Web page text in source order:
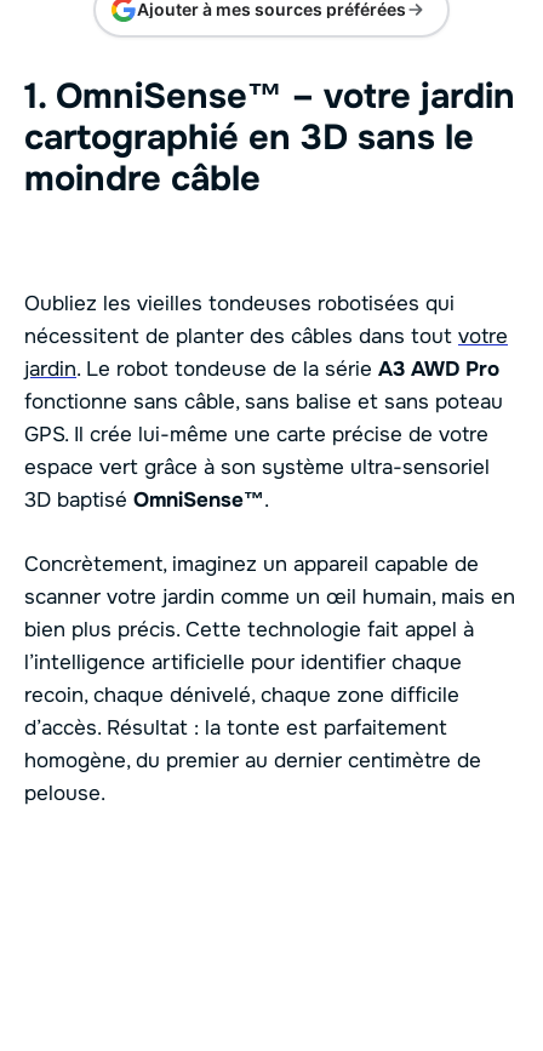
Ajouter à mes sources préférées
1. OmniSense™ – votre jardin
cartographié en 3D sans le
moindre câble
Oubliez les vieilles tondeuses robotisées qui
nécessitent de planter des câbles dans tout votre
jardin. Le robot tondeuse de la série A3 AWD Pro
fonctionne sans câble, sans balise et sans poteau
GPS. Il crée lui-même une carte précise de votre
espace vert grâce à son système ultra-sensoriel
3D baptisé OmniSense™.
Concrètement, imaginez un appareil capable de
scanner votre jardin comme un œil humain, mais en
bien plus précis. Cette technologie fait appel à
l’intelligence artificielle pour identifier chaque
recoin, chaque dénivelé, chaque zone difficile
d’accès. Résultat : la tonte est parfaitement
homogène, du premier au dernier centimètre de
pelouse.